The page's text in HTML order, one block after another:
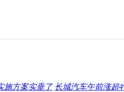
施方案实垂了 长城汽车午前涨超